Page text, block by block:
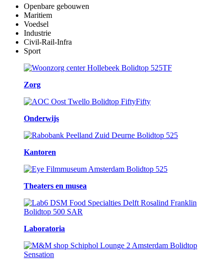
Openbare gebouwen
Maritiem
Voedsel
Industrie
Civil-Rail-Infra
Sport
Zorg
Onderwijs
Kantoren
Theaters en musea
Laboratoria